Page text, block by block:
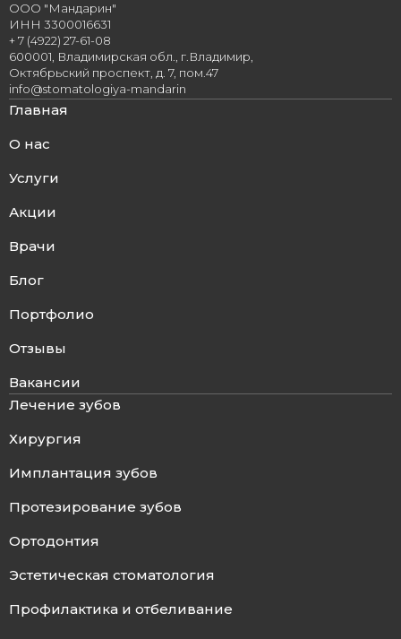
Главная
О нас
Услуги
Акции
Врачи
Блог
Портфолио
Отзывы
Вакансии
Лечение зубов
Хирургия
Имплантация зубов
Протезирование зубов
Ортодонтия
Эстетическая стоматология
Профилактика и отбеливание
ООО "Мандарин"
ИНН 3300016631
+ 7 (4922) 27-61-08
600001, Владимирская обл., г.Владимир,
Октябрьский проспект, д. 7, пом.47
info@stomatologiya-mandarin